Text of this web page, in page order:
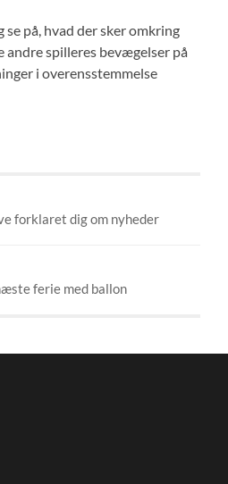
på, hvad der sker omkring
andre spilleres bevægelser på
i overensstemmelse
forklaret dig om nyheder
ferie med ballon